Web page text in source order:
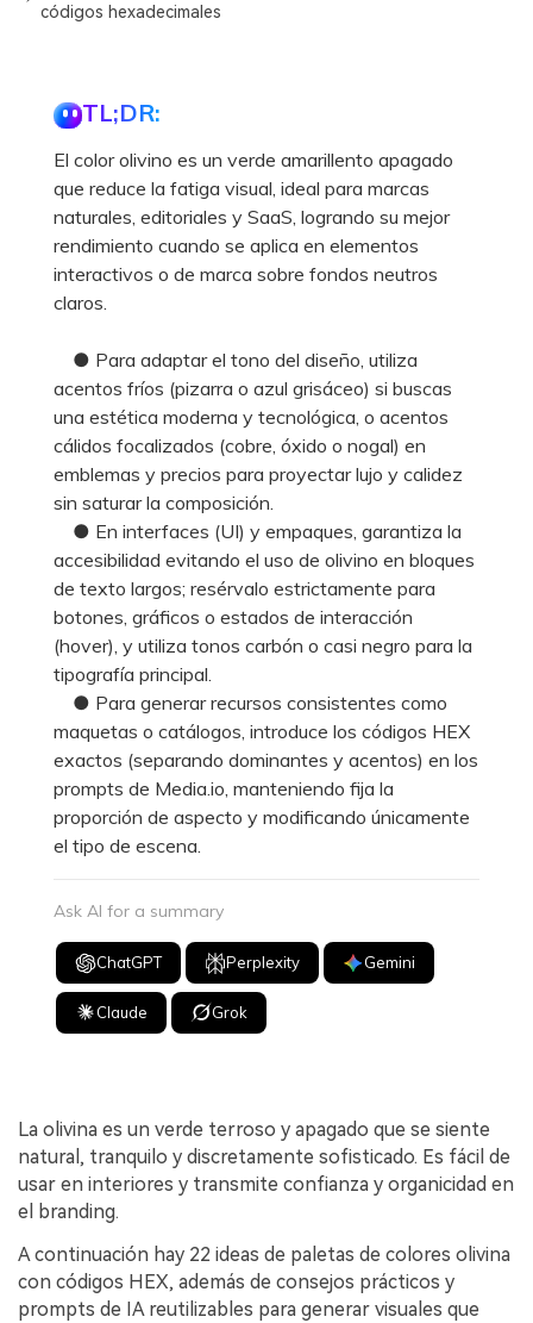
códigos hexadecimales
TL;DR:
El color olivino es un verde amarillento apagado
que reduce la fatiga visual, ideal para marcas
naturales, editoriales y SaaS, logrando su mejor
rendimiento cuando se aplica en elementos
interactivos o de marca sobre fondos neutros
claros.
● Para adaptar el tono del diseño, utiliza
acentos fríos (pizarra o azul grisáceo) si buscas
una estética moderna y tecnológica, o acentos
cálidos focalizados (cobre, óxido o nogal) en
emblemas y precios para proyectar lujo y calidez
sin saturar la composición.
● En interfaces (UI) y empaques, garantiza la
accesibilidad evitando el uso de olivino en bloques
de texto largos; resérvalo estrictamente para
botones, gráficos o estados de interacción
(hover), y utiliza tonos carbón o casi negro para la
tipografía principal.
● Para generar recursos consistentes como
maquetas o catálogos, introduce los códigos HEX
exactos (separando dominantes y acentos) en los
prompts de Media.io, manteniendo fija la
proporción de aspecto y modificando únicamente
el tipo de escena.
Ask AI for a summary
ChatGPT Perplexity Gemini
Claude Grok
La olivina es un verde terroso y apagado que se siente
natural, tranquilo y discretamente sofisticado. Es fácil de
usar en interiores y transmite confianza y organicidad en
el branding.
A continuación hay 22 ideas de paletas de colores olivina
con códigos HEX, además de consejos prácticos y
prompts de IA reutilizables para generar visuales que